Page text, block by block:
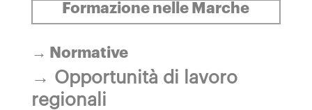
Formazione nelle Marche
→ Normative
→ Opportunità di lavoro
regionali